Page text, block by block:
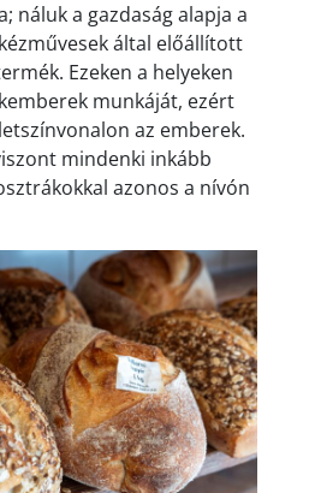
náluk a gazdaság alapja a
által előállított
Ezeken a helyeken
munkáját, ezért
az emberek.
mindenki inkább
azonos a nívón